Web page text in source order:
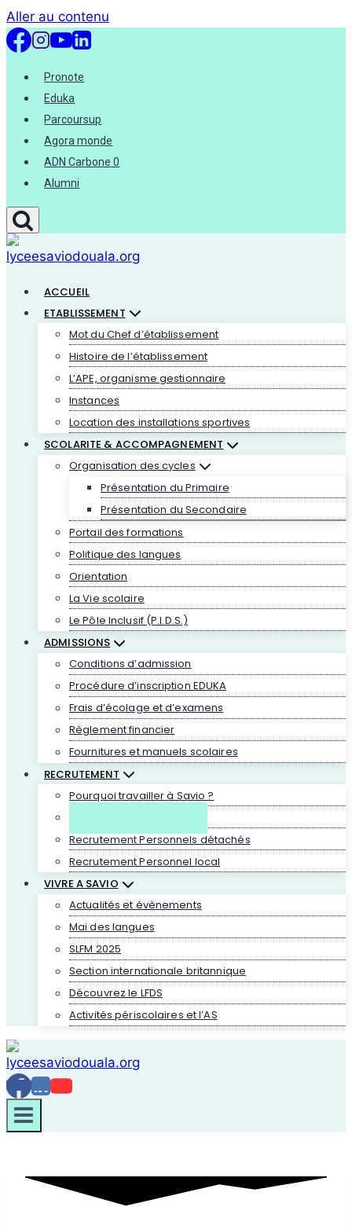
Aller au contenu
Pronote
Eduka
Parcoursup
Agora monde
ADN Carbone 0
Alumni
ACCUEIL
ETABLISSEMENT
Mot du Chef d’établissement
Histoire de l’établissement
L’APE, organisme gestionnaire
Instances
Location des installations sportives
SCOLARITE & ACCOMPAGNEMENT
Organisation des cycles
Présentation du Primaire
Présentation du Secondaire
Portail des formations
Politique des langues
Orientation
La Vie scolaire
Le Pôle Inclusif (P.I.D.S.)
ADMISSIONS
Conditions d’admission
Procédure d’inscription EDUKA
Frais d’écolage et d’examens
Règlement financier
Fournitures et manuels scolaires
RECRUTEMENT
Pourquoi travailler à Savio ?
Recrutement Personnels détachés
Recrutement Personnel local
VIVRE A SAVIO
Actualités et évènements
Mai des langues
SLFM 2025
Section internationale britannique
Découvrez le LFDS
Activités périscolaires et l’AS